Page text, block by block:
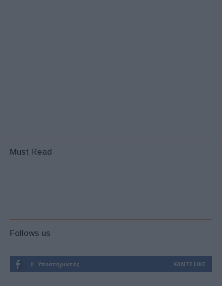
Must Read
Follows us
0 Υποστηρικτές ΚΆΝΤΕ LIKE